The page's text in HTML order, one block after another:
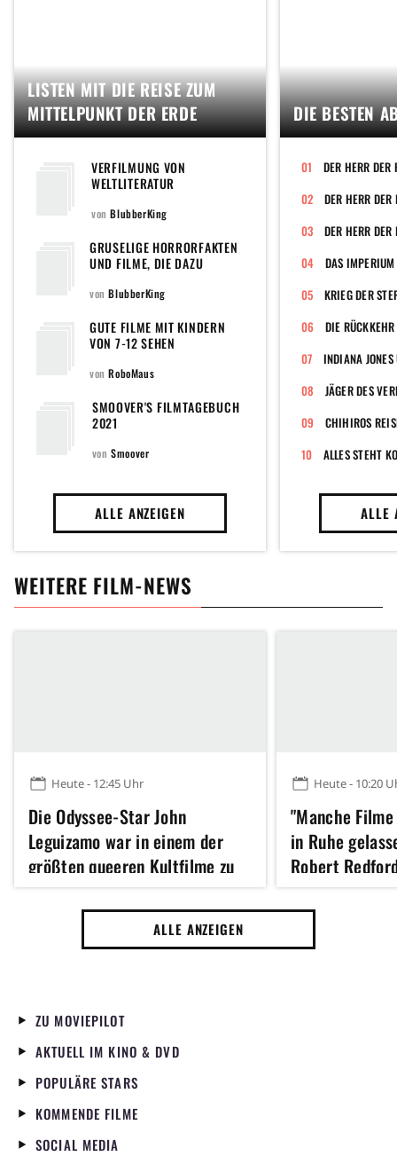
LISTEN MIT DIE REISE ZUM
MITTELPUNKT DER ERDE
VERFILMUNG VON
WELTLITERATUR
vonBlubberKing
GRUSELIGE HORRORFAKTEN
UND FILME, DIE DAZU
vonBlubberKing
GUTE FILME MIT KINDERN
VON 7-12 SEHEN
vonRoboMaus
SMOOVER'S FILMTAGEBUCH
2021
vonSmoover
ALLE ANZEIGEN
DIE BESTEN
DER HERR
DER HERR
DAS
KRIEG DER
DIE
JÄGER DES
CHIHIROS
ALLES STEHT
ALLE
WEITERE FILM-NEWS
Heute - 12:45 Uhr
Die Odyssee-Star John
Leguizamo war in einem der
größten queeren Kultfilme zu
sehen – ihr könnt ihn sofort
streamen
Heute - 10:20
"Manche
in Ruhe
Robert
kein Remake
der 70er Jahre
ALLE ANZEIGEN
ZU MOVIEPILOT
AKTUELL IM KINO & DVD
POPULÄRE STARS
KOMMENDE FILME
SOCIAL MEDIA